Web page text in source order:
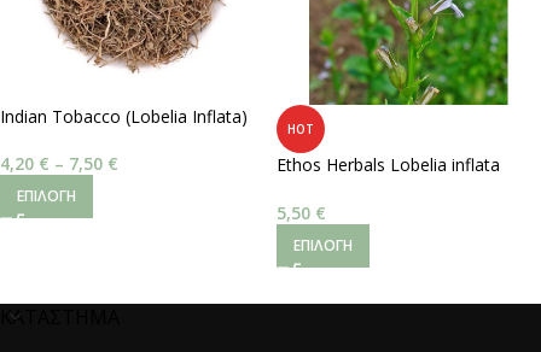
Indian Tobacco (Lobelia Inflata)
4,20 € – 7,50 €
ΕΠΙΛΟΓΉ
HOT
Ethos Herbals Lobelia inflata
5,50 €
ΕΠΙΛΟΓΉ
ΚΑΤΑΣΤΗΜΑ